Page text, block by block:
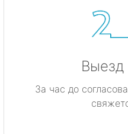
Выезд
За час до